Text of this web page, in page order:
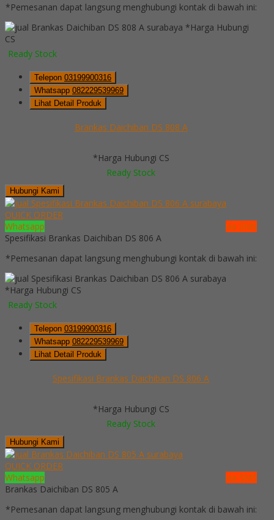
*Pemesanan dapat langsung menghubungi kontak di bawah ini:
*Harga Hubungi
CS
Ready Stock
Telepon 03199900316
Whatsapp 082229539969
Lihat Detail Produk
Brankas Daichiban DS 808 A
*Harga Hubungi CS
Ready Stock
Hubungi Kami
QUICK ORDER
Whatsapp
via SMS
Spesifikasi Brankas Daichiban DS 806 A
*Pemesanan dapat langsung menghubungi kontak di bawah ini:
*Harga Hubungi CS
Ready Stock
Telepon 03199900316
Whatsapp 082229539969
Lihat Detail Produk
Spesifikasi Brankas Daichiban DS 806 A
*Harga Hubungi CS
Ready Stock
Hubungi Kami
QUICK ORDER
Whatsapp
via SMS
Brankas Daichiban DS 805 A
*Pemesanan dapat langsung menghubungi kontak di bawah ini: